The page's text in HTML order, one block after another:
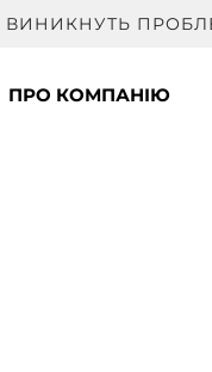
ВИНИКНУТЬ
ПРО КОМПАНІЮ